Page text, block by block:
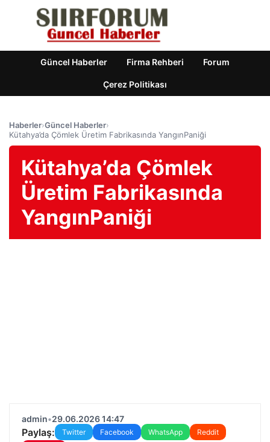
Güncel Haberler Firma Rehberi Forum
Çerez Politikası
Haberler›Güncel Haberler›
Kütahya’da Çömlek Üretim Fabrikasında YangınPaniği
Kütahya’da Çömlek
Üretim Fabrikasında
YangınPaniği
admin•29.06.2026 14:47
Paylaş: Twitter Facebook WhatsApp
Reddit